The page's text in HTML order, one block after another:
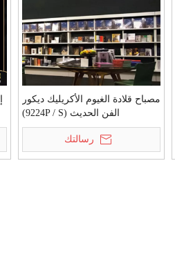
مصباح قلادة الغيوم الأكريليك ديكور
الفن الحديث (9224P / S)
رسالتك